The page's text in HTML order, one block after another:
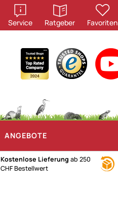
Service
öffnen
Ratgeber
öffnen
Favoriten
ANGEBOTE
Kostenlose Lieferung ab 250
CHF Bestellwert